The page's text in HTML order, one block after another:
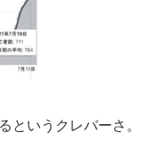
というクレバーさ。